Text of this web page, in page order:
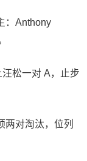
：Anthony
松一对 A，止步
两对淘汰，位列